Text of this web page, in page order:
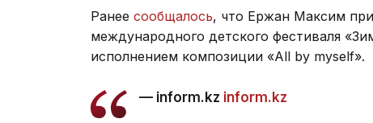
Ранее сообщалось, что Ержан Максим
международного детского фестиваля
исполнением композиции «All by myself».
— inform.kz inform.kz